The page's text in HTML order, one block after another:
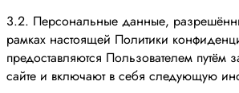
3.2. Персональные данные,
рамках настоящей Политики
предоставляются Пользователем путём
сайте и включают в себя следующую